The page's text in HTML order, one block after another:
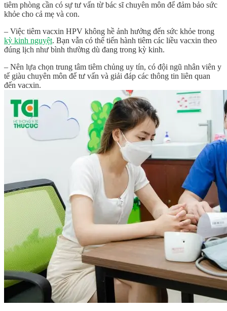
tiêm phòng cần có sự tư vấn từ bác sĩ chuyên môn để đảm bảo sức
khỏe cho cả mẹ và con.
– Việc tiêm vacxin HPV không hề ảnh hưởng đến sức khỏe trong
kỳ kinh nguyệt. Bạn vẫn có thể tiến hành tiêm các liều vacxin theo
đúng lịch như bình thường dù đang trong kỳ kinh.
– Nên lựa chọn trung tâm tiêm chủng uy tín, có đội ngũ nhân viên y
tế giàu chuyên môn để tư vấn và giải đáp các thông tin liên quan
đến vacxin.